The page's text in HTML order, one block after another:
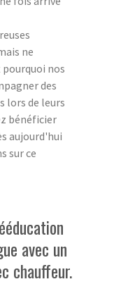
ne
nos
des
lors de leurs
bénéficier
aujourd'hui
sur ce
avec un
chauffeur.